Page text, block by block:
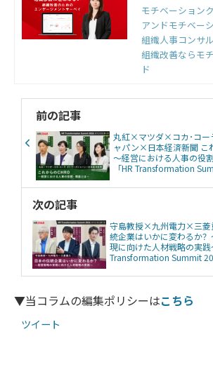
ンクラウド
モチベーション
アンドモチベー
組織人事コンサ
ウをもとに開発
善クラウドです
に「診断」と「
組織改善ならモ
ド
前の記事
丸紅×マツダ×コカ･コー
ャパン×日本経済新聞 こ
～経営における人事の役
「HR Transformation
次の記事
守島教授×九州電力×三菱
統企業はいかに変わるか
現に向けた人材戦略の実践
Transformation Summit
▼当コラムの編集ポリシーはこちら
ツイート